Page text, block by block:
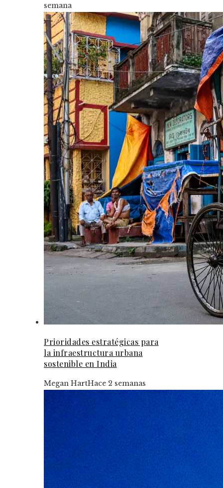
semana
Prioridades estratégicas para
la infraestructura urbana
sostenible en India
Megan HartHace 2 semanas